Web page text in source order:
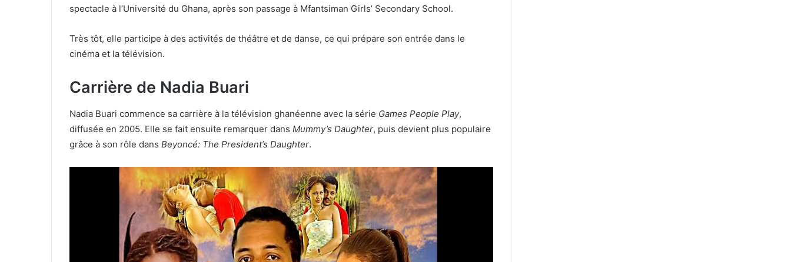
spectacle à l’Université du Ghana, après son passage à Mfantsiman Girls’ Secondary School.
Très tôt, elle participe à des activités de théâtre et de danse, ce qui prépare son entrée dans le
cinéma et la télévision.
Carrière de Nadia Buari
Nadia Buari commence sa carrière à la télévision ghanéenne avec la série Games People Play,
diffusée en 2005. Elle se fait ensuite remarquer dans Mummy’s Daughter, puis devient plus populaire
grâce à son rôle dans Beyoncé: The President’s Daughter.